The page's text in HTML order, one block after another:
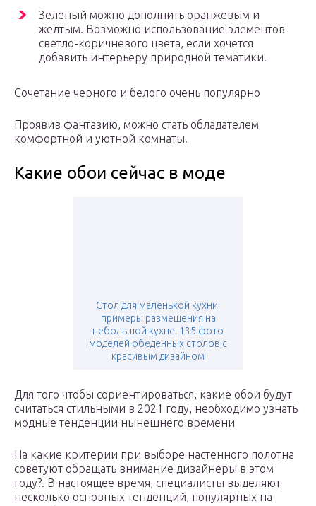
Зеленый можно дополнить оранжевым и
желтым. Возможно использование элементов
светло-коричневого цвета, если хочется
добавить интерьеру природной тематики.
Сочетание черного и белого очень популярно
Проявив фантазию, можно стать обладателем
комфортной и уютной комнаты.
Какие обои сейчас в моде
Стол для маленькой кухни:
примеры размещения на
небольшой кухне. 135 фото
моделей обеденных столов с
красивым дизайном
Для того чтобы сориентироваться, какие обои будут
считаться стильными в 2021 году, необходимо узнать
модные тенденции нынешнего времени
На какие критерии при выборе настенного полотна
советуют обращать внимание дизайнеры в этом
году?. В настоящее время, специалисты выделяют
несколько основных тенденций, популярных на